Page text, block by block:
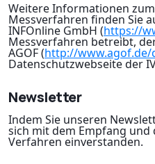
Weitere Informationen
Messverfahren finden Sie
INFOnline GmbH (https://
Messverfahren betreibt,
AGOF (http://www.agof.de/
Datenschutzwebseite der
Newsletter
Indem Sie unseren
sich mit dem Empfang und
Verfahren einverstanden.